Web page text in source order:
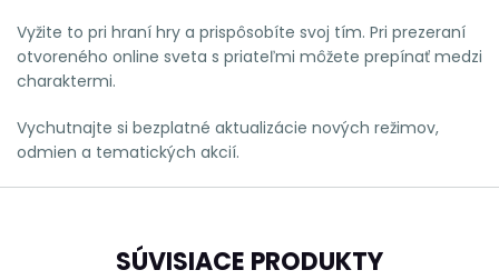
Vyžite to pri hraní hry a prispôsobíte svoj tím. Pri prezeraní
otvoreného online sveta s priateľmi môžete prepínať medzi
charaktermi.
Vychutnajte si bezplatné aktualizácie nových režimov,
odmien a tematických akcií.
SÚVISIACE PRODUKTY